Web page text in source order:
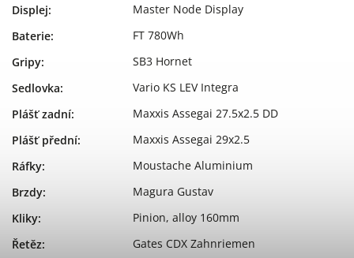
Displej:
Master Node Display
Baterie:
FT 780Wh
Gripy:
SB3 Hornet
Sedlovka:
Vario KS LEV Integra
Plášť zadní:
Maxxis Assegai 27.5x2.5 DD
Plášť přední:
Maxxis Assegai 29x2.5
Ráfky:
Moustache Aluminium
Brzdy:
Magura Gustav
Kliky:
Pinion, alloy 160mm
Řetěz:
Gates CDX Zahnriemen